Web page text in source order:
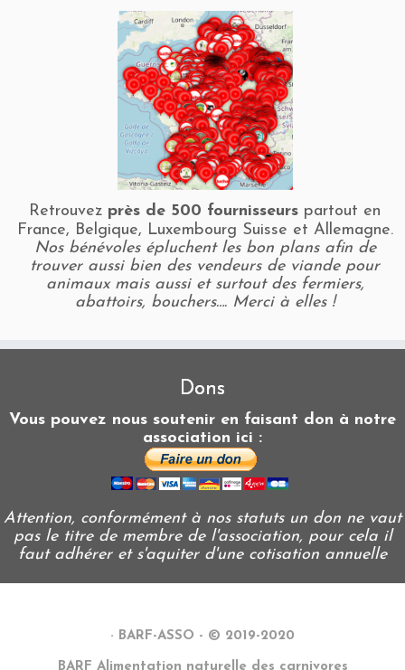
Retrouvez près de 500 fournisseurs partout en
France, Belgique, Luxembourg Suisse et Allemagne.
Nos bénévoles épluchent les bon plans afin de
trouver aussi bien des vendeurs de viande pour
animaux mais aussi et surtout des fermiers,
abattoirs, bouchers…. Merci à elles !
Dons
Vous pouvez nous soutenir en faisant don à notre
association ici :
Attention, conformément à nos statuts un don ne vaut
pas le titre de membre de l'association, pour cela il
faut adhérer et s'aquiter d'une cotisation annuelle
· BARF-ASSO - © 2019-2020
BARF Alimentation naturelle des carnivores